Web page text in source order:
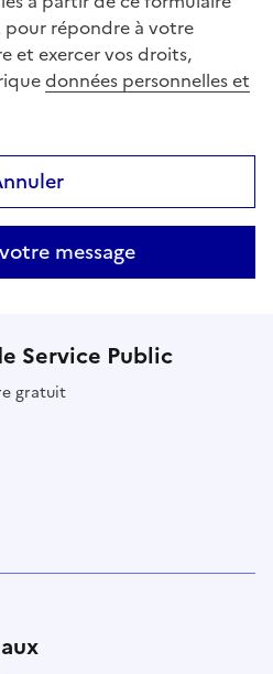
pour répondre à votre
et exercer vos droits,
données personnelles et
message
Service Public
gratuit